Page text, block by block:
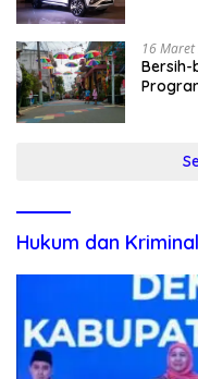
16
Bersih-
Hukum dan Kriminal